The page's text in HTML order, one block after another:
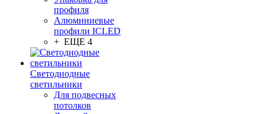
профиля
Алюминиевые
профили ICLED
+ ЕЩЕ 4
Светодиодные
светильники
Для подвесных
потолков